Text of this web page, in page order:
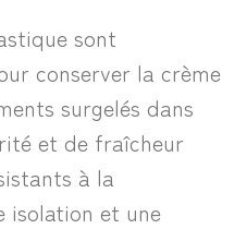
sont
conserver la crème
surgelés dans
et de fraîcheur
à la
isolation et une